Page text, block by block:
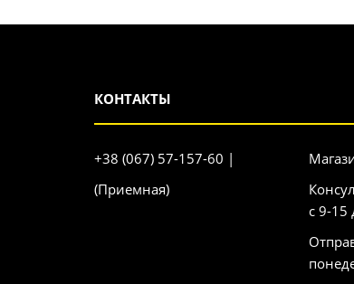
КОНТАКТЫ
+38 (067) 57-157-60 |
(Приемная)
с 9-15